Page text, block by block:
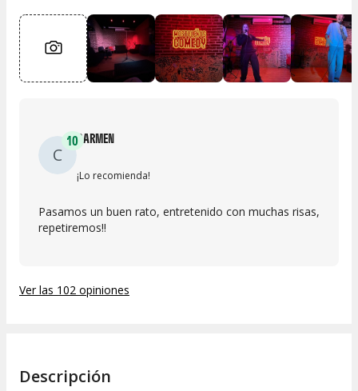
C
10CARMEN
¡Lo recomienda!
Pasamos un buen rato, entretenido con muchas risas,
repetiremos!!
Ver las 102 opiniones
Descripción